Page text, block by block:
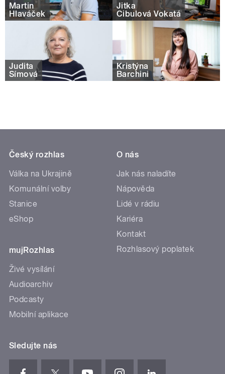
Martin
Hlaváček
Jitka
Cibulová Vokatá
Judita
Šímová
Kristýna
Barchini
Český rozhlas
Válka na Ukrajině
Komunální volby
Stanice
eShop
mujRozhlas
Živé vysílání
Audioarchiv
Podcasty
Mobilní aplikace
O nás
Jak nás naladíte
Nápověda
Lidé v rádiu
Kariéra
Kontakt
Rozhlasový poplatek
Sledujte nás